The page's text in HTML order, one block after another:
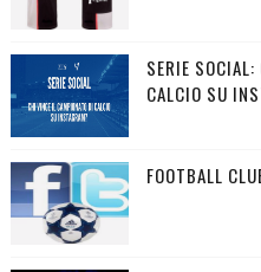
SERIE
CALCIO SU
FOOTBALL